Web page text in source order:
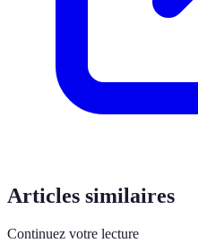
Articles similaires
Continuez votre lecture